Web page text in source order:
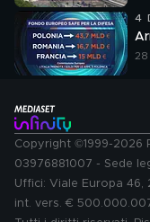
4
Copyright ©1999-2026
03976881007 - Sede
Uffici: Viale Europa 46,
int. vers. €